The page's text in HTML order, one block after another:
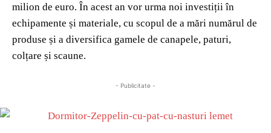
milion de euro. În acest an vor urma noi investiții în
echipamente și materiale, cu scopul de a mări numărul de
produse și a diversifica gamele de canapele, paturi,
colțare și scaune.
- Publicitate -